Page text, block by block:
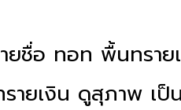
ยชื่อ ทอท พื้นทราย
ายเงิน ดูสุภาพ เป็